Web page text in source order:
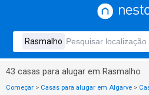
43 casas para alugar em Rasmalho
Começar > Casas para alugar em Algarve >